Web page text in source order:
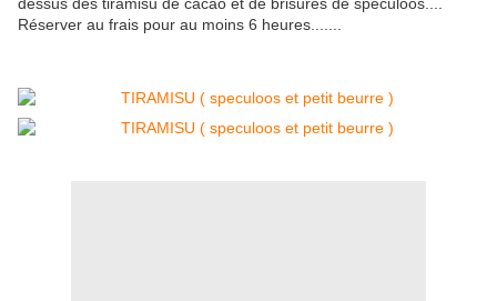
Réserver au frais pour au moins 6 heures.......